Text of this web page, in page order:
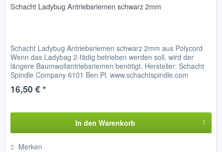
Schacht Ladybug Antriebsriemen schwarz 2mm
Schacht Ladybug Antriebsriemen schwarz 2mm aus Polycord
Wenn das Ladybag 2-fädig betrieben werden soll, wird der
längere Baumwollantriebsriemen benötigt. Hersteller: Schacht
Spindle Company 6101 Ben Pl. www.schachtspindle.com
16,50 € *
In den Warenkorb
Merken